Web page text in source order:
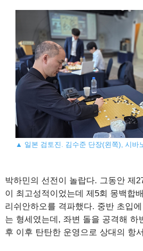
▲ 일본 검토진. 김수준 단장(왼쪽), 시바
박하민의 선전이 놀랍다. 그동안 제
이 최고성적이었는데 제5회 몽백합
리쉬안하오를 격파했다. 중반 초입
는 형세였는데, 좌변 돌을 공격해 하
후 이후 탄탄한 운영으로 상대의 항